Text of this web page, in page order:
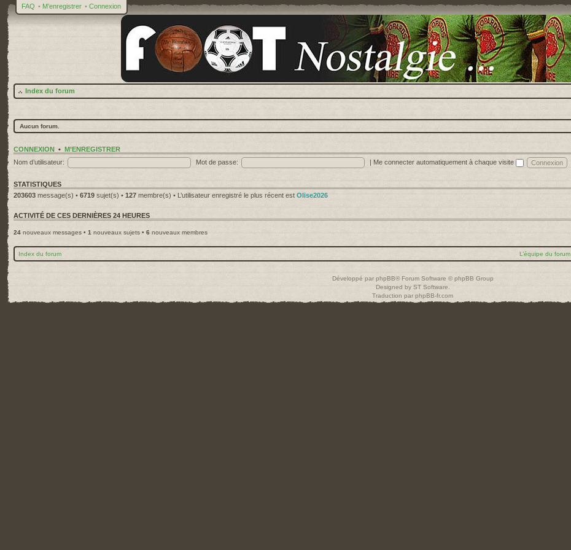
FAQ • M’enregistrer • Connexion
Index du forum
Aucun forum.
CONNEXION • M’ENREGISTRER
Nom d’utilisateur:
Mot de passe: | Me connecter automatiquement à chaque visite
STATISTIQUES
203603 message(s) • 6719 sujet(s) • 127 membre(s) • L’utilisateur enregistré le plus récent est Olise2026
ACTIVITÉ DE CES DERNIÈRES 24 HEURES
24 nouveaux messages • 1 nouveaux sujets • 6 nouveaux membres
Index du forum L’équipe du forum
Développé par phpBB® Forum Software © phpBB Group
Designed by ST Software
Traduction par phpBB-fr.com